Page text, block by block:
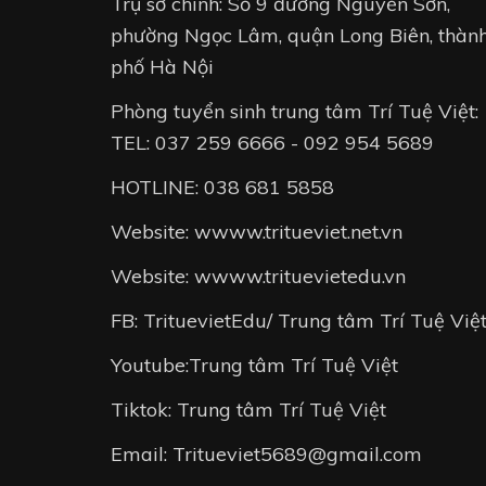
phường Ngọc Lâm, quận Long Biên,
phố Hà Nội
Phòng tuyển sinh trung tâm Trí Tuệ Việt:
TEL: 037 259 6666 - 092 954 5689
HOTLINE: 038 681 5858
Website: wwww.tritueviet.net.vn
Website: wwww.trituevietedu.vn
FB: TrituevietEdu/ Trung tâm Trí Tuệ Việt
Youtube:Trung tâm Trí Tuệ Việt
Tiktok: Trung tâm Trí Tuệ Việt
Email: Tritueviet5689@gmail.com